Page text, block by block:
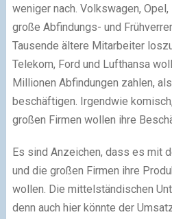
weniger nach. Volkswagen, Opel,
große Abfindungs- und
Tausende ältere Mitarbeiter
Telekom, Ford und Lufthansa
Millionen Abfindungen zahlen,
beschäftigen. Irgendwie
großen Firmen wollen ihre
Es sind Anzeichen, dass es mit
und die großen Firmen ihre
wollen. Die mittelständischen
denn auch hier könnte der